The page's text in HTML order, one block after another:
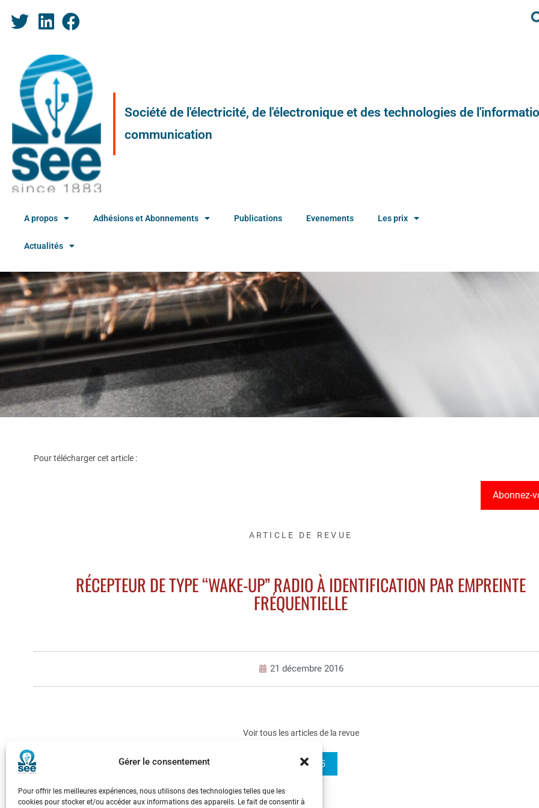
Gérer le consentement
Pour offrir les meilleures expériences, nous utilisons des technologies telles que les
cookies pour stocker et/ou accéder aux informations des appareils. Le fait de consentir à
Société de l'électricité, de l'électronique et des technologies de
communication
A propos Adhésions et Abonnements Publications Evenements Les prix
Actualités
Pour télécharger cet article :
Abonnez-
ARTICLE DE REVUE
RÉCEPTEUR DE TYPE “WAKE-UP” RADIO À IDENTIFICATION PAR EMPREINTE
FRÉQUENTIELLE
21 décembre 2016
Voir tous les articles de la revue
REE 2016-5